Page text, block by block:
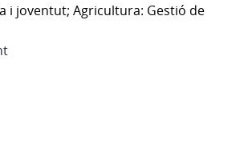
i joventut; Agricultura: Gestió de